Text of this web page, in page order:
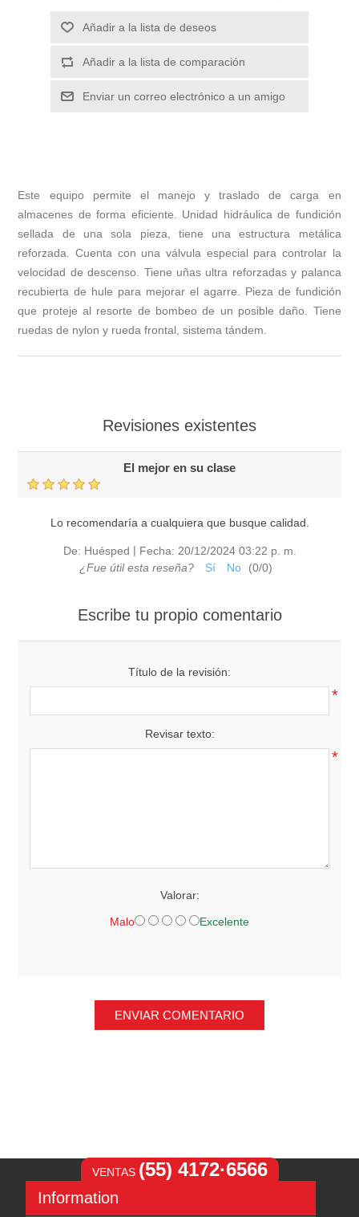
Añadir a la lista de deseos
Añadir a la lista de comparación
Enviar un correo electrónico a un amigo
Este equipo permite el manejo y traslado de carga en
almacenes de forma eficiente. Unidad hidráulica de fundición
sellada de una sola pieza, tiene una estructura metálica
reforzada. Cuenta con una válvula especial para controlar la
velocidad de descenso. Tiene uñas ultra reforzadas y palanca
recubierta de hule para mejorar el agarre. Pieza de fundición
que proteje al resorte de bombeo de un posible daño. Tiene
ruedas de nylon y rueda frontal, sistema tándem.
Revisiones existentes
El mejor en su clase
Lo recomendaría a cualquiera que busque calidad.
De: Huésped | Fecha: 20/12/2024 03:22 p. m.
¿Fue útil esta reseña?
Sí No (0/0)
Escribe tu propio comentario
Título de la revisión:
*
Revisar texto:
*
Valorar:
Malo Excelente
ENVIAR COMENTARIO
VENTAS (55) 4172·6566
Information